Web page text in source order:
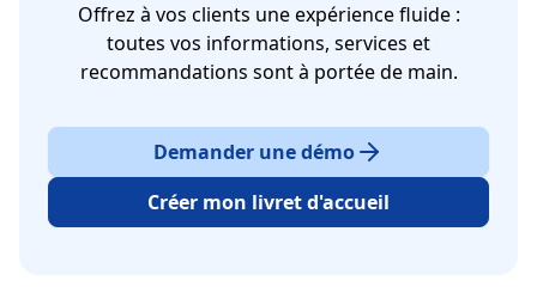
Offrez à vos clients une expérience fluide :
toutes vos informations, services et
recommandations sont à portée de main.
Demander une démo
Créer mon livret d'accueil